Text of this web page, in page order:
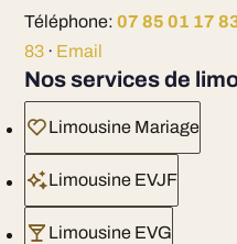
Téléphone: 07 85 01 17
83· Email
Nos services de
Limousine Mariage
Limousine EVJF
Limousine EVG